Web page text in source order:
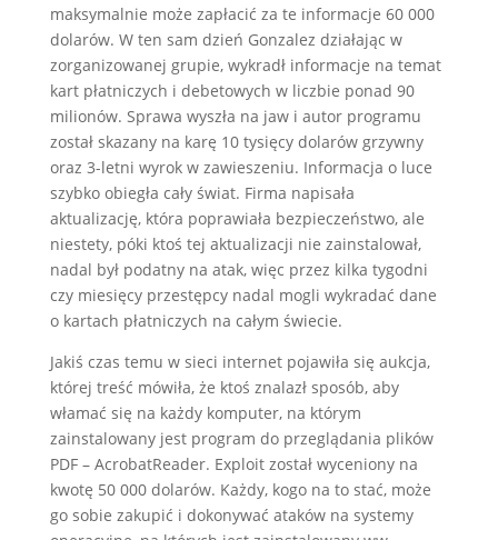
maksymalnie może zapłacić za te informacje 60 000
dolarów. W ten sam dzień Gonzalez działając w
zorganizowanej grupie, wykradł informacje na temat
kart płatniczych i debetowych w liczbie ponad 90
milionów. Sprawa wyszła na jaw i autor programu
został skazany na karę 10 tysięcy dolarów grzywny
oraz 3-letni wyrok w zawieszeniu. Informacja o luce
szybko obiegła cały świat. Firma napisała
aktualizację, która poprawiała bezpieczeństwo, ale
niestety, póki ktoś tej aktualizacji nie zainstalował,
nadal był podatny na atak, więc przez kilka tygodni
czy miesięcy przestępcy nadal mogli wykradać dane
o kartach płatniczych na całym świecie.
Jakiś czas temu w sieci internet pojawiła się aukcja,
której treść mówiła, że ktoś znalazł sposób, aby
włamać się na każdy komputer, na którym
zainstalowany jest program do przeglądania plików
PDF – AcrobatReader. Exploit został wyceniony na
kwotę 50 000 dolarów. Każdy, kogo na to stać, może
go sobie zakupić i dokonywać ataków na systemy